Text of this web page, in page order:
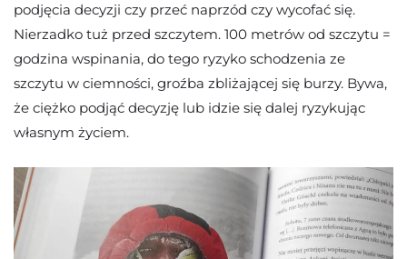
podjęcia decyzji czy przeć naprzód czy wycofać się.
Nierzadko tuż przed szczytem. 100 metrów od szczytu =
godzina wspinania, do tego ryzyko schodzenia ze
szczytu w ciemności, groźba zbliżającej się burzy. Bywa,
że ciężko podjąć decyzję lub idzie się dalej ryzykując
własnym życiem.